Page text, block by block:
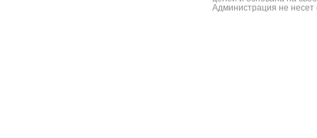
Администрация не несет